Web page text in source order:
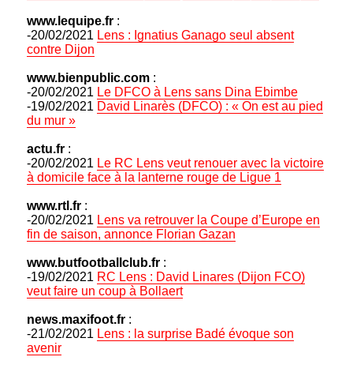
www.lequipe.fr :
-20/02/2021 Lens : Ignatius Ganago seul absent
contre Dijon
www.bienpublic.com :
-20/02/2021 Le DFCO à Lens sans Dina Ebimbe
-19/02/2021 David Linarès (DFCO) : « On est au pied
du mur »
actu.fr :
-20/02/2021 Le RC Lens veut renouer avec la victoire
à domicile face à la lanterne rouge de Ligue 1
www.rtl.fr :
-20/02/2021 Lens va retrouver la Coupe d’Europe en
fin de saison, annonce Florian Gazan
www.butfootballclub.fr :
-19/02/2021 RC Lens : David Linares (Dijon FCO)
veut faire un coup à Bollaert
news.maxifoot.fr :
-21/02/2021 Lens : la surprise Badé évoque son
avenir